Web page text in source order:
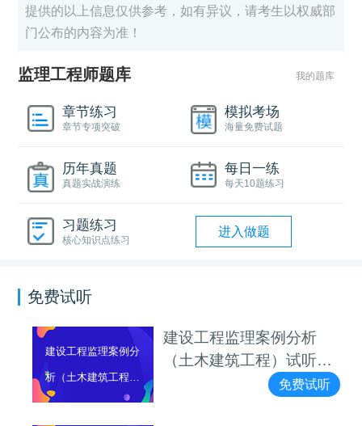
提供的以上信息仅供参考，如有异议，请考生以权威部
门公布的内容为准！
监理工程师题库 我的题库
章节练习
章节专项突破
模拟考场
海量免费试题
历年真题
真题实战演练
每日一练
每天10题练习
习题练习
核心知识点练习
进入做题
免费试听
建设工程监理案例分
析（土木建筑工程）
试听视频
建设工程监理案例分析
（土木建筑工程）试听视
频
免费试听